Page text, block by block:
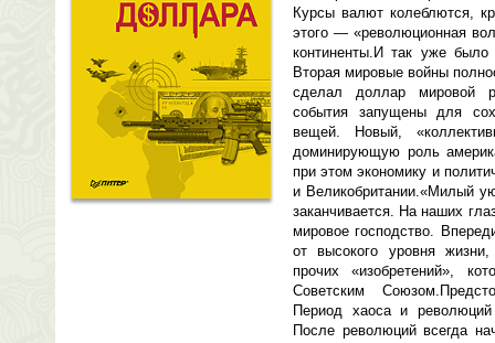
Курсы валют колеблются,
этого — «революционная
континенты.И так уже было
Вторая мировые войны
сделал доллар мировой
события запущены для
вещей. Новый,
доминирующую роль
при этом экономику и
и Великобритании.«Милый
заканчивается. На наших
мировое господство.
от высокого уровня
прочих «изобретений»,
Советским
Период хаоса и
После революций всегда